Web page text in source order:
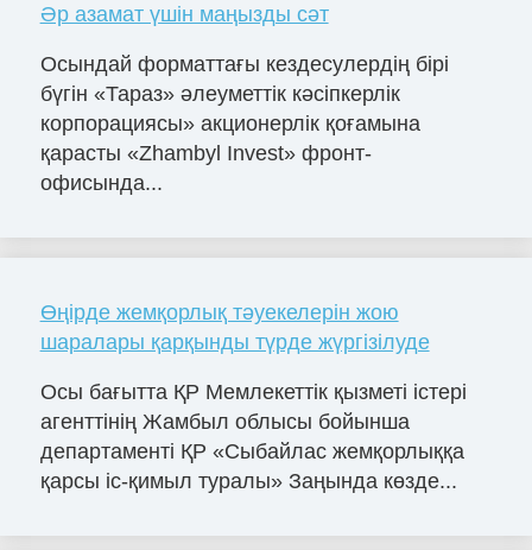
Әр азамат үшін маңызды сәт
Осындай форматтағы кездесулердің бірі
бүгін «Тараз» әлеуметтік кәсіпкерлік
корпорациясы» акционерлік қоғамына
қарасты «Zhambyl Invest» фронт-
офисында...
Өңірде жемқорлық тәуекелерін жою
шаралары қарқынды түрде жүргізілуде
Осы бағытта ҚР Мемлекеттік қызметі істері
агенттінің Жамбыл облысы бойынша
департаменті ҚР «Сыбайлас жемқорлыққа
қарсы іс-қимыл туралы» Заңында көзде...